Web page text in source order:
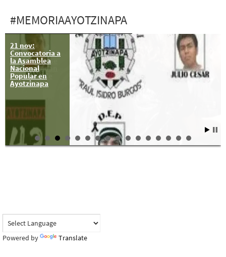
#MEMORIAAYOTZINAPA
21 nov:
Convocatoria a
la Asamblea
Nacional
Popular en
Ayotzinapa
Represión a
estudiantes en
Puebla que se
manifestaban
por los 43 de
Ayotzinapa
Powered by Translate